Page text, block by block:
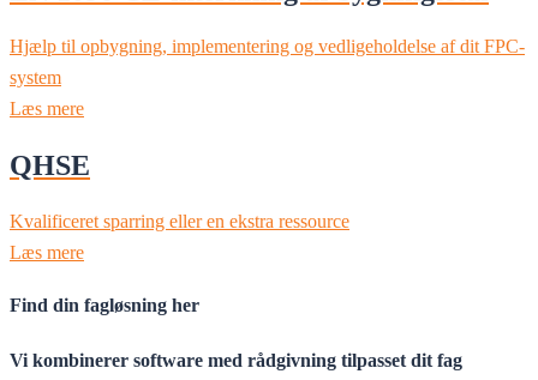
Hjælp til opbygning, implementering og vedligeholdelse af dit FPC-
system
Læs mere
QHSE
Kvalificeret sparring eller en ekstra ressource
Læs mere
Find din fagløsning her
Vi kombinerer software med rådgivning tilpasset dit fag